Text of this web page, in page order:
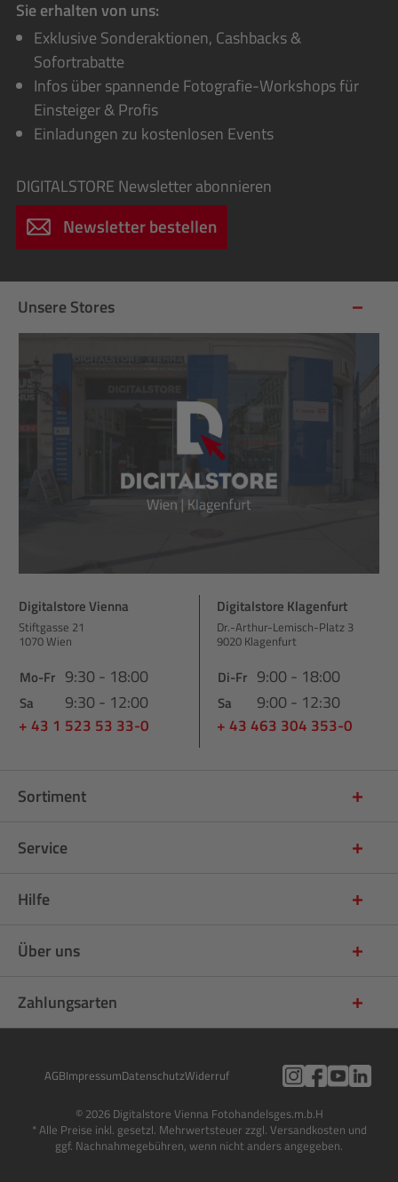
Sie erhalten von uns:
Exklusive Sonderaktionen, Cashbacks &
Sofortrabatte
Infos über spannende Fotografie-Workshops für
Einsteiger & Profis
Einladungen zu kostenlosen Events
DIGITALSTORE Newsletter abonnieren
Newsletter bestellen
Unsere Stores
Digitalstore Vienna
Stiftgasse 21
1070 Wien
Mo-Fr 9:30 - 18:00
Sa 9:30 - 12:00
+ 43 1 523 53 33-0
Digitalstore Klagenfurt
Dr.-Arthur-Lemisch-Platz 3
9020 Klagenfurt
Di-Fr 9:00 - 18:00
Sa 9:00 - 12:30
+ 43 463 304 353-0
Sortiment
Service
Hilfe
Über uns
Zahlungsarten
AGBImpressumDatenschutzWiderruf
© 2026 Digitalstore Vienna Fotohandelsges.m.b.H
* Alle Preise inkl. gesetzl. Mehrwertsteuer zzgl. Versandkosten und
ggf. Nachnahmegebühren, wenn nicht anders angegeben.